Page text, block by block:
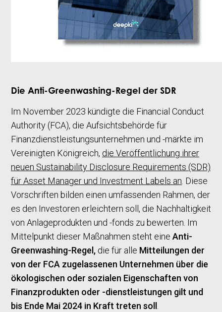
Die Anti-Greenwashing-Regel der SDR
Im November 2023 kündigte die Financial Conduct
Authority (FCA), die Aufsichtsbehörde für
Finanzdienstleistungsunternehmen und -märkte im
Vereinigten Königreich, die Veröffentlichung ihrer
neuen Sustainability Disclosure Requirements (SDR)
für Asset Manager und Investment Labels an. Diese
Vorschriften bilden einen umfassenden Rahmen, der
es den Investoren erleichtern soll, die Nachhaltigkeit
von Anlageprodukten und -fonds zu bewerten. Im
Mittelpunkt dieser Maßnahmen steht eine Anti-
Greenwashing-Regel, die für alle Mitteilungen der
von der FCA zugelassenen Unternehmen über die
ökologischen oder sozialen Eigenschaften von
Finanzprodukten oder -dienstleistungen gilt und
bis Ende Mai 2024 in Kraft treten soll .